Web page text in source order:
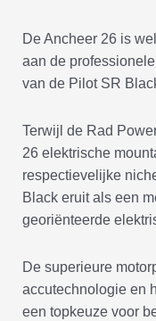
De Ancheer 26 is
aan de
van de Pilot SR
Terwijl de Rad
26 elektrische
respectievelijke
Black eruit als een
georiënteerde
De superieure
accutechnologie en
een topkeuze voor